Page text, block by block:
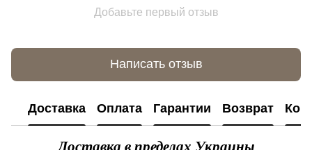
Добавьте первый отзыв
Написать отзыв
Доставка Оплата Гарантии Возврат
Доставка в пределах Украины